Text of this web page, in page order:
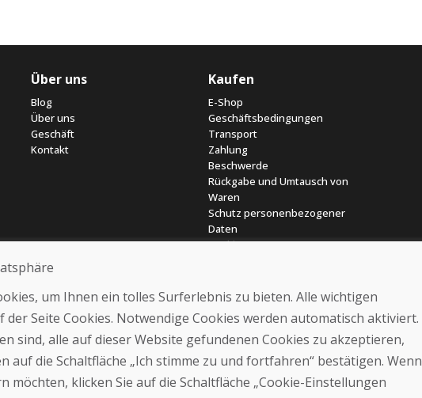
Über uns
Blog
Über uns
Geschäft
Kontakt
Kaufen
E-Shop
Geschäftsbedingungen
Transport
Zahlung
Beschwerde
Rückgabe und Umtausch von
Waren
Schutz personenbezogener
Daten
Cookies
© DOMIVOSPORT 2026, Alle Rechte vorbehalten
Website-Erstellung Erstellung von E-Shops
um Ihnen ein tolles Surferlebnis zu bieten. Alle wichtigen
Seite Cookies. Notwendige Cookies werden automatisch aktiviert.
sind, alle auf dieser Website gefundenen Cookies zu akzeptieren,
auf die Schaltfläche „Ich stimme zu und fortfahren“ bestätigen. Wenn
möchten, klicken Sie auf die Schaltfläche „Cookie-Einstellungen